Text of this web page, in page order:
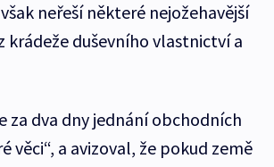
neřeší některé nejožehavější
krádeže duševního vlastnictví a
za dva dny jednání obchodních
věci“, a avizoval, že pokud země